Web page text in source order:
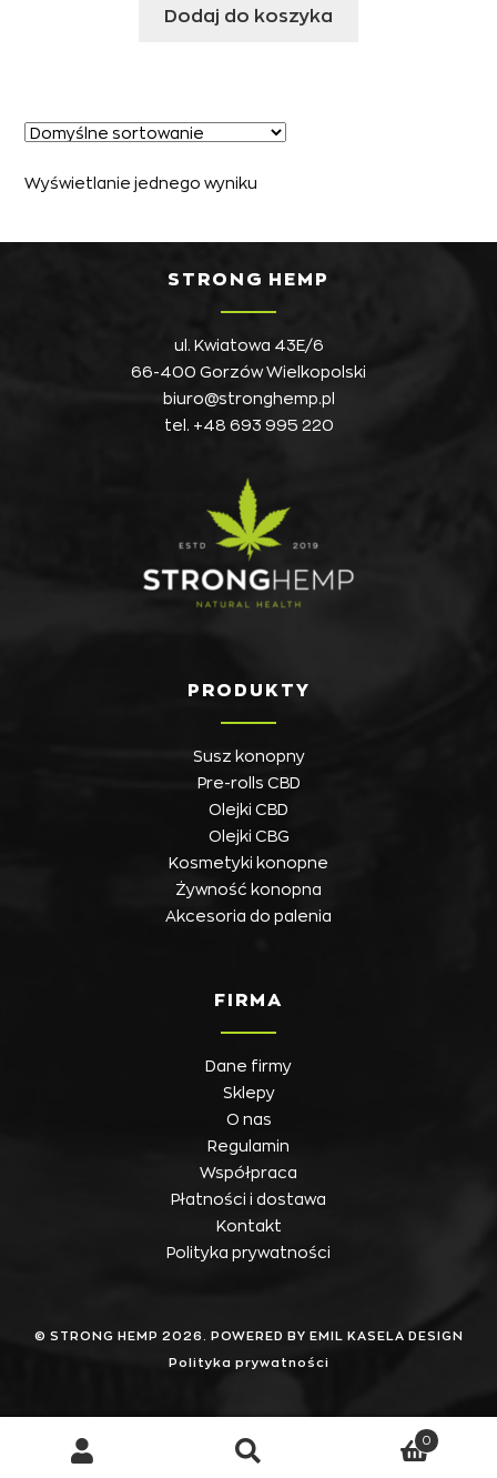
Dodaj do koszyka
Wyświetlanie jednego wyniku
STRONG HEMP
ul. Kwiatowa 43E/6
66-400 Gorzów Wielkopolski
biuro@stronghemp.pl
tel. +48 693 995 220
PRODUKTY
Susz konopny
Pre-rolls CBD
Olejki CBD
Olejki CBG
Kosmetyki konopne
Żywność konopna
Akcesoria do palenia
FIRMA
Dane firmy
Sklepy
O nas
Regulamin
Współpraca
Płatności i dostawa
Kontakt
Polityka prywatności
© STRONG HEMP 2026. POWERED BY EMIL KASELA DESIGN
Polityka prywatności
0